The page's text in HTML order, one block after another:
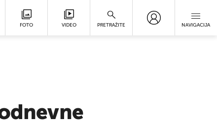
FOTO VIDEO PRETRAŽITE NAVIGACIJA